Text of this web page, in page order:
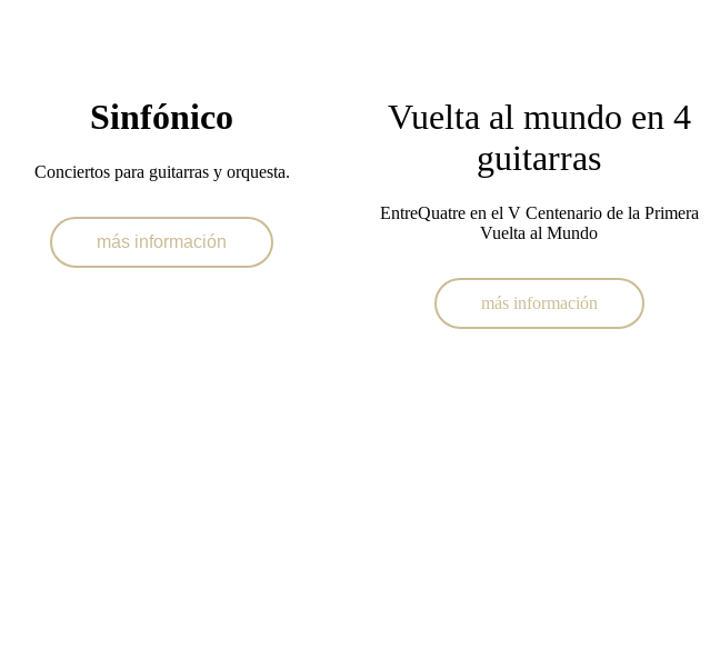
Sinfónico
Conciertos para guitarras y orquesta.
más información
Vuelta al mundo en 4
guitarras
EntreQuatre en el V Centenario de la Primera
Vuelta al Mundo
más información